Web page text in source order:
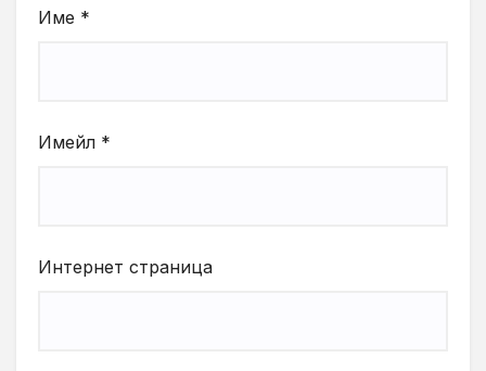
Име *
Имейл *
Интернет страница